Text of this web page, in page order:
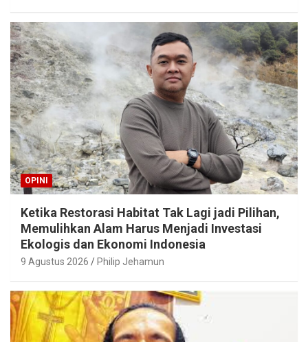
OPINI
Ketika Restorasi Habitat Tak Lagi jadi Pilihan,
Memulihkan Alam Harus Menjadi Investasi
Ekologis dan Ekonomi Indonesia
9 Agustus 2026 Philip Jehamun